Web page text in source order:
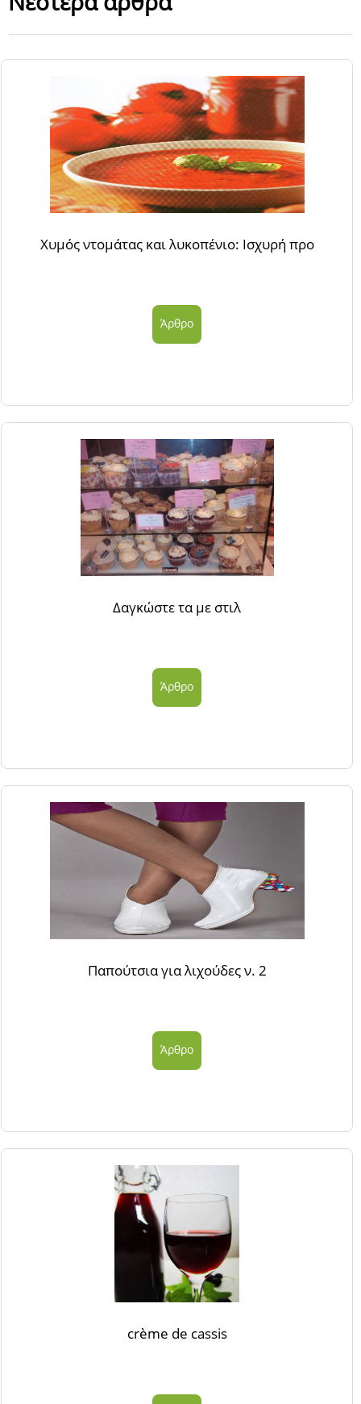
Χυμός ντομάτας και λυκοπένιο: Ισχυρή προ
Άρθρο
Δαγκώστε τα με στιλ
Άρθρο
Παπούτσια για λιχούδες ν. 2
Άρθρο
crème de cassis